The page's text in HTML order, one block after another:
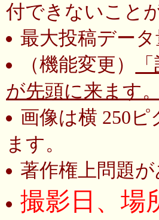
付できないこと
最大投稿デー
（機能変更）
が先頭に来ます
画像は横 250
ます。
著作権上問題
撮影日、場